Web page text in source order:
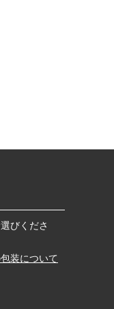
びくださ
装について